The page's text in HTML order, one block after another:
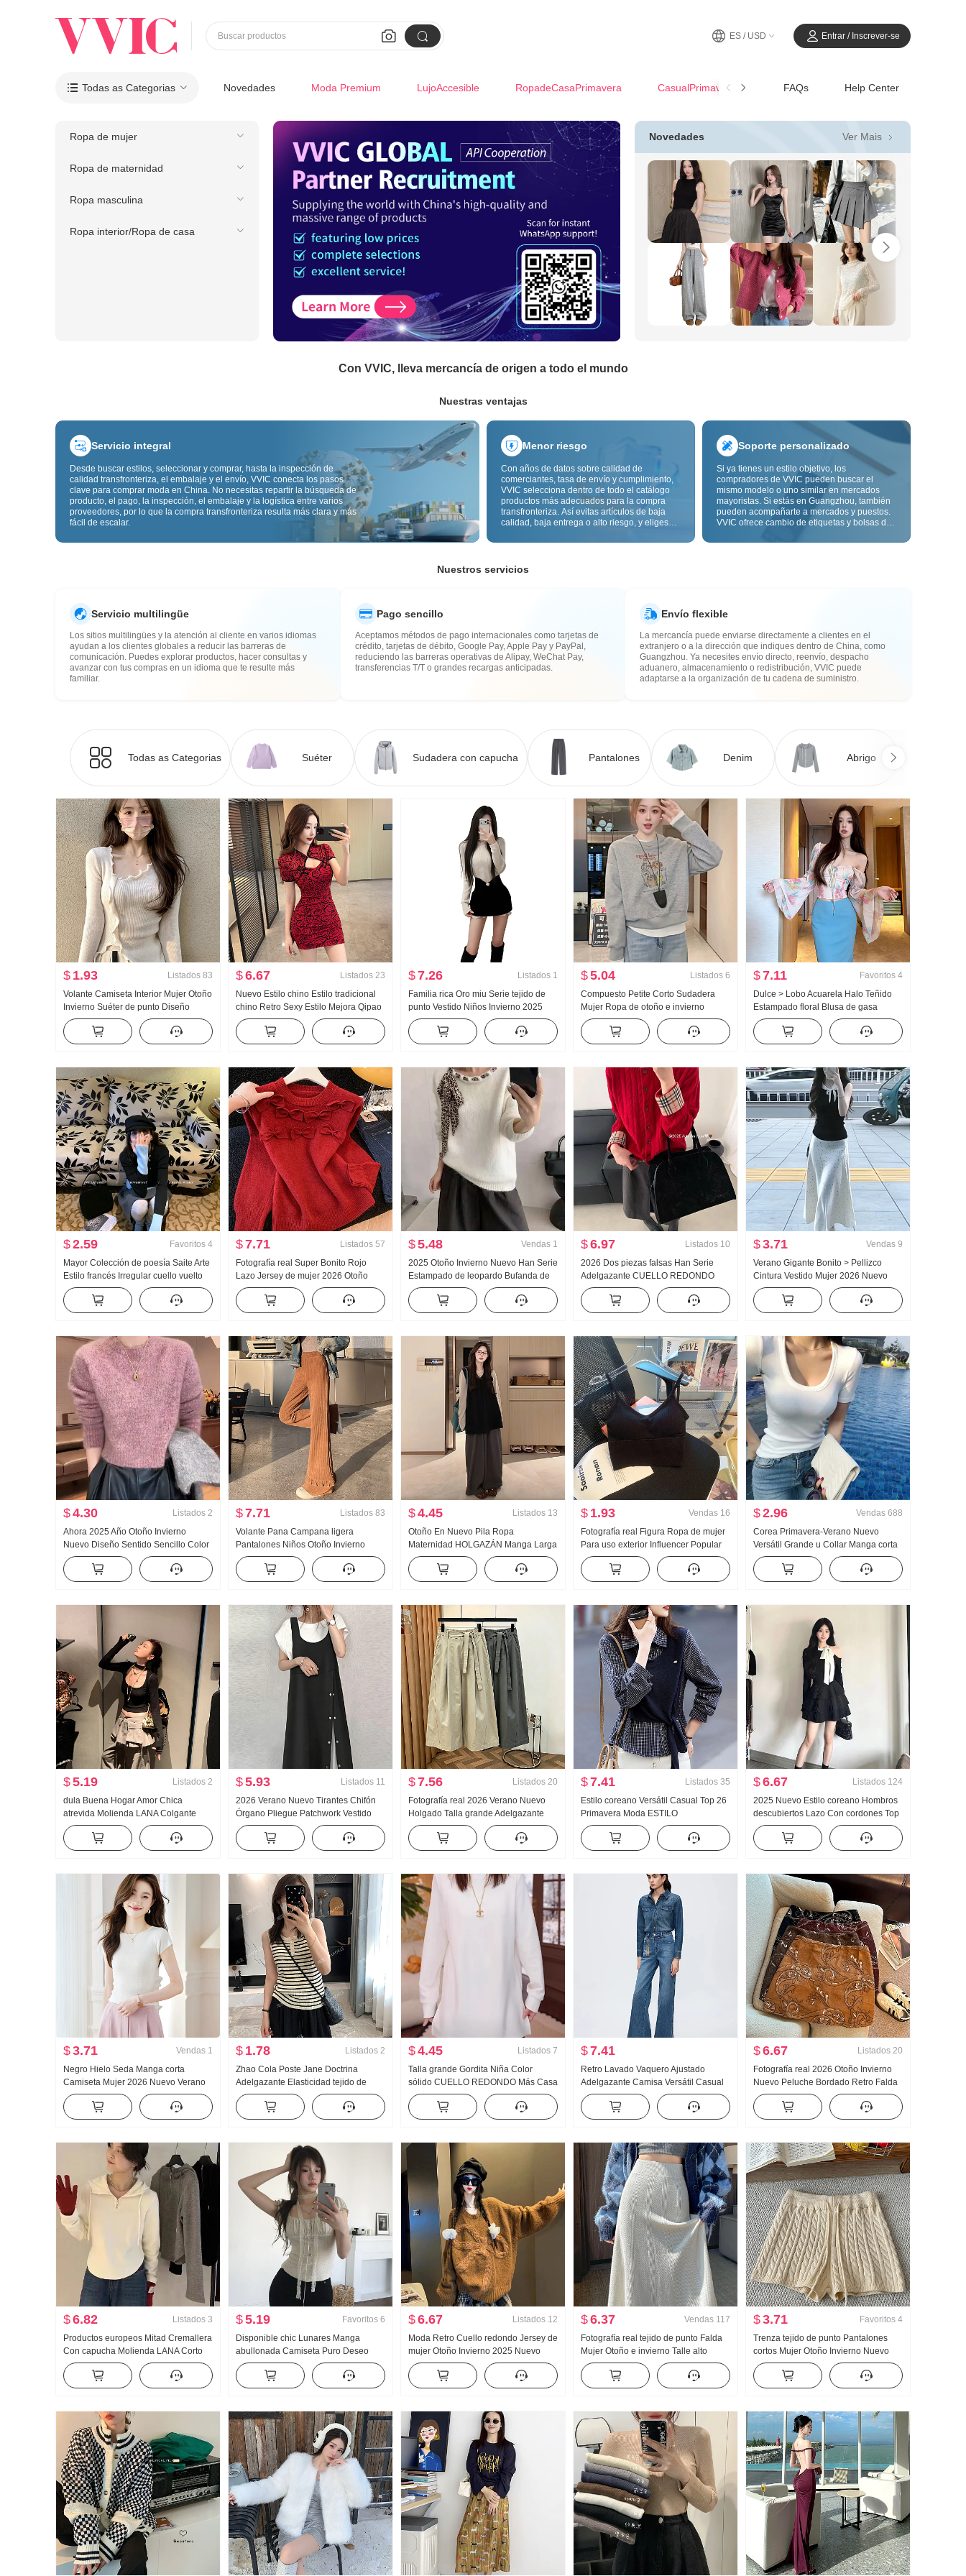
 
Buscar productos ES / USD Entrar / Inscrever-se
 Todas as Categorias Novedades Moda Premium LujoAccesible RopadeCasaPrimavera CasualPrimavera-Verano FAQs Help Center
Ropa de mujer
Ropa de maternidad
Ropa masculina
Ropa interior/Ropa de casa
Novedades Ver Mais 
Con VVIC, lleva mercancía de origen a todo el mundo
Nuestras ventajas
Servicio integral
Desde buscar estilos, seleccionar y comprar, hasta la inspección de
calidad transfronteriza, el embalaje y el envío, VVIC conecta los pasos
clave para comprar moda en China. No necesitas repartir la búsqueda de
producto, el pago, la inspección, el embalaje y la logística entre varios
proveedores, por lo que la compra transfronteriza resulta más clara y más
fácil de escalar.
Menor riesgo
Con años de datos sobre calidad de
comerciantes, tasa de envío y cumplimiento,
VVIC selecciona dentro de todo el catálogo
productos más adecuados para la compra
transfronteriza. Así evitas artículos de baja
calidad, baja entrega o alto riesgo, y eliges
calidad transfronteriza y las etiquetas de
aduana y posventa.
Soporte personalizado
Si ya tienes un estilo objetivo, los
compradores de VVIC pueden buscar el
mismo modelo o uno similar en mercados
mayoristas. Si estás en Guangzhou, también
pueden acompañarte a mercados y puestos.
VVIC ofrece cambio de etiquetas y bolsas de
imagen o muestra, para que tu compra sea
Nuestros servicios
Servicio multilingüe
Los sitios multilingües y la atención al cliente en varios idiomas
ayudan a los clientes globales a reducir las barreras de
comunicación. Puedes explorar productos, hacer consultas y
avanzar con tus compras en un idioma que te resulte más
familiar.
Pago sencillo
Aceptamos métodos de pago internacionales como tarjetas de
crédito, tarjetas de débito, Google Pay, Apple Pay y PayPal,
reduciendo las barreras operativas de Alipay, WeChat Pay,
transferencias T/T o grandes recargas anticipadas.
Envío flexible
La mercancía puede enviarse directamente a clientes en el
extranjero o a la dirección que indiques dentro de China, como
Guangzhou. Ya necesites envío directo, reenvío, despacho
aduanero, almacenamiento o redistribución, VVIC puede
adaptarse a la organización de tu cadena de suministro.
Todas as Categorias Suéter Sudadera con capucha Pantalones Denim Abrigo
$ 1.93 Listados 83
Volante Camiseta Interior Mujer Otoño
Invierno Suéter de punto Diseño
Sentido Suéter ESTILO OCCIDENTAL
Interior Partido Otoño e invierno
Ajustado Chica atrevida Top
$6.67 Listados 23
Nuevo Estilo chino Estilo tradicional
chino Retro Sexy Estilo Mejora Qipao
Puro Deseo Vestido Ajustado Pantalla
Figura Corte ajustado Minifalda
$7.26 Listados 1
Familia rica Oro miu Serie tejido de
punto Vestido Niños Invierno 2025
Nuevo Estilo francés Gigante Bonito
Minifalda Un conjunto completo
$5.04 Listados 6
Compuesto Petite Corto Sudadera
Mujer Ropa de otoño e invierno
Holgado HOLGAZÁN Viento Manga
Larga CUELLO REDONDO Top
$7.11 Favoritos 4
Dulce > Lobo Acuarela Halo Teñido
Estampado floral Blusa de gasa
Cuadrado Mujer Collar Diseño
Sentido Adelgazante Lucha Toma
Camisa pequeña Top
$2.59 Favoritos 4
Mayor Colección de poesía Saite Arte
Estilo francés Irregular cuello vuelto
Botón Suéter de punto Mujer
Contraste de color Base Top Otoño
Invierno
$7.71 Listados 57
Fotografía real Super Bonito Rojo
Lazo Jersey de mujer 2026 Otoño
Invierno ESTILO OCCIDENTAL Para
uso exterior CUELLO REDONDO
Suéter de punto Top
$5.48 Vendas 1
2025 Otoño Invierno Nuevo Han Serie
Estampado de leopardo Bufanda de
seda CUELLO REDONDO Diseño
Sentido Calor Suéter Abrigo para
mujer Configuración Bufanda de seda
$6.97 Listados 10
2026 Dos piezas falsas Han Serie
Adelgazante CUELLO REDONDO
Patchwork Cuadros Jersey de mujer
Otoño Invierno Nuevo Holgado
Casual Cárdigan
$3.71 Vendas 9
Verano Gigante Bonito > Pellizco
Cintura Vestido Mujer 2026 Nuevo
Luz Cocido Nicho No Choque Estilo
Falda Conjunto Conjunto de dos
piezas
$4.30 Listados 2
Ahora 2025 Año Otoño Invierno
Nuevo Diseño Sentido Sencillo Color
sólido Manga Larga CUELLO
REDONDO Suéter de punto Cuello
redondo Jersey de mujer
$7.71 Listados 83
Volante Pana Campana ligera
Pantalones Niños Otoño Invierno
Nuevo Acolchado Pana Suave
Glutinoso Casual Encaje Patchwork
Arrastrando Pantalones
$4.45 Listados 13
Otoño En Nuevo Pila Ropa
Maternidad HOLGAZÁN Manga Larga
Chaleco Pantalones de pierna ancha
Conjunto de tres piezas Conjunto
$ 1.93 Vendas 16
Fotografía real Figura Ropa de mujer
Para uso exterior Influencer Popular
Belleza Espalda Sujetador Ropa
interior u Tipo Camisola Tipo Mujer
Verano Interior Partido
$2.96 Vendas 688
Corea Primavera-Verano Nuevo
Versátil Grande u Collar Manga corta
Camiseta Mujer Color sólido Ajustado
Sexy Corte bajo Camiseta Interior Top
$5.19 Listados 2
dula Buena Hogar Amor Chica
atrevida Molienda LANA Colgante
Cuello Cuello bajo Manga Larga
Camiseta Mujer Otoño Chica atrevida
Ajustado Corto Top
$5.93 Listados 11
2026 Verano Nuevo Tirantes Chifón
Órgano Pliegue Patchwork Vestido
Cómodo Moda Cómodo
$7.56 Listados 20
Fotografía real 2026 Verano Nuevo
Holgado Talla grande Adelgazante
Versátil Mujer Estilo japonés Casual
Versión ligera Trabajador Traje ancho
Pierna Pantalones capri
$7.41 Listados 35
Estilo coreano Versátil Casual Top 26
Primavera Moda ESTILO
OCCIDENTAL Cuadros Dos piezas
falsas Manga Larga Camisa
$6.67 Listados 124
2025 Nuevo Estilo coreano Hombros
descubiertos Lazo Con cordones Top
Negro Minifalda Conjunto
$3.71 Vendas 1
Negro Hielo Seda Manga corta
Camiseta Mujer 2026 Nuevo Verano
Ajustado Adelgazante Versión ligera
Suéter de punto Incluyendo Seda de
morera Top
$ 1.78 Listados 2
Zhao Cola Poste Jane Doctrina
Adelgazante Elasticidad tejido de
punto Rayas Botón Chaleco 2025
Verano Grande CUELLO REDONDO
Sin mangas
$4.45 Listados 7
Talla grande Gordita Niña Color
sólido CUELLO REDONDO Más Casa
Pelo Longitud media Manga Larga
Camiseta Mujer Otoño Invierno
Versátil Holgado Interior Ponerse al
$7.41
Retro Lavado Vaquero Ajustado
Adelgazante Camisa Versátil Casual
Viaje diario Camisa 2025 Año
Invierno Nuevo
$6.67 Listados 20
Fotografía real 2026 Otoño Invierno
Nuevo Peluche Bordado Retro Falda
Pei Li S Bordado Minifalda Mujer
Cinturón Seguridad Pantalones
$6.82 Listados 3
Productos europeos Mitad Cremallera
Con capucha Molienda LANA Corto
Sudadera Manga Larga Mujer Otoño
Invierno Nuevo Camiseta Interior
Interior Partido Color sólido Top Moda
$5.19 Favoritos 6
Disponible chic Lunares Manga
abullonada Camiseta Puro Deseo
Viento Dulce picante Ropa Partido
Sentido Adelgazante Top
$6.67 Listados 12
Moda Retro Cuello redondo Jersey de
mujer Otoño Invierno 2025 Nuevo
Holgado Casual Versátil HOLGAZÁN
Viento Top
$6.37 Vendas 117
Fotografía real tejido de punto Falda
Mujer Otoño e invierno Talle alto
Petite Una palabra Gran columpio
Paraguas Falda Vertical Sentido
Longitud media Falda lápiz
$3.71 Favoritos 4
Trenza tejido de punto Pantalones
cortos Mujer Otoño Invierno Nuevo
Adelgazante Versátil Han Serie
Bombeo Cuerda Talle alto Elástico
Kuo Piernas cortas Pantalones